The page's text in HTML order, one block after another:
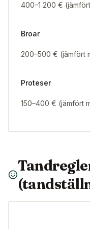
400–1 200 €
Broar
200–500 € (jämfört
Proteser
150–400 € (jämfört